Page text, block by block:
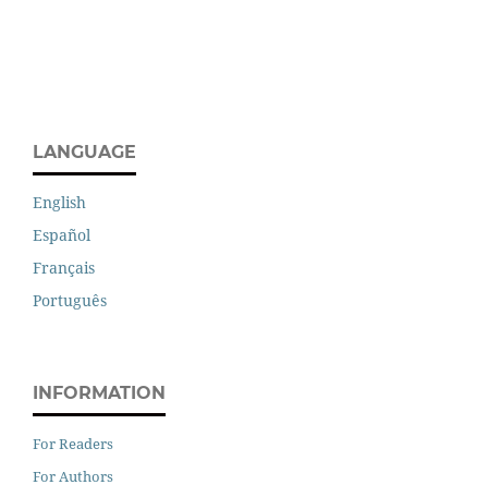
LANGUAGE
English
Español
Français
Português
INFORMATION
For Readers
For Authors